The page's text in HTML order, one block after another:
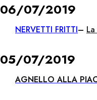
06/07/2019
NERVETTI FRITTI–
05/07/2019
AGNELLO ALLA